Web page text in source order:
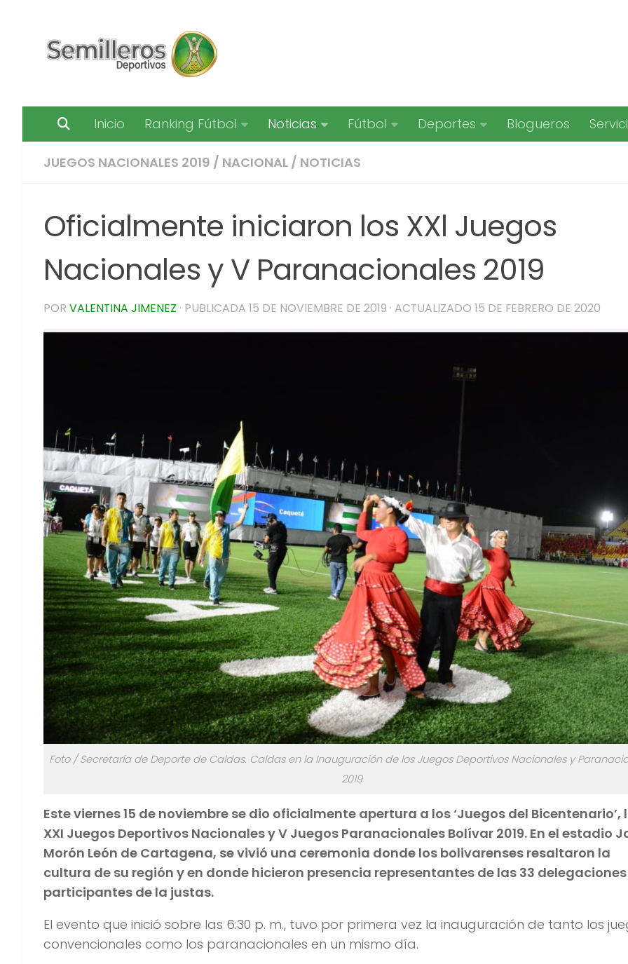
Inicio Ranking Fútbol Noticias Fútbol Deportes Blogueros
JUEGOS NACIONALES 2019 / NACIONAL / NOTICIAS
Oficialmente iniciaron los XXl Juegos
Nacionales y V Paranacionales 2019
POR VALENTINA JIMENEZ · PUBLICADA 15 DE NOVIEMBRE DE 2019 · ACTUALIZADO 15 DE FEBRERO DE 2020
Foto / Secretaría de Deporte de Caldas. Caldas en la Inauguración de los Juegos Deportivos Nacionales y
2019
Este viernes 15 de noviembre se dio oficialmente apertura a los ‘Juegos del Bicentenario’,
XXI Juegos Deportivos Nacionales y V Juegos Paranacionales Bolívar 2019. En el estadio
Morón León de Cartagena, se vivió una ceremonia donde los bolivarenses resaltaron la
cultura de su región y en donde hicieron presencia representantes de las 33 delegaciones
participantes de la justas.
El evento que inició sobre las 6:30 p. m., tuvo por primera vez la inauguración de tanto los
convencionales como los paranacionales en un mismo día.